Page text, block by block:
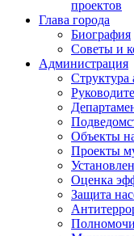
проектов
Глава города
Биография
Советы и
Администрация
Структура
Объекты
Проекты
Оценка
Защита